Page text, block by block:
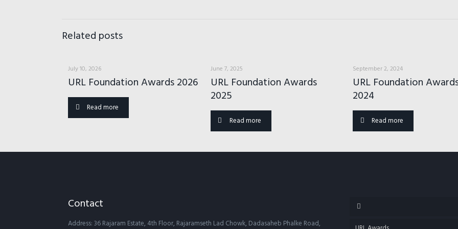
Related posts
July 10, 2026
URL Foundation Awards 2026
Read more
June 7, 2025
URL Foundation Awards
2025
Read more
September 2, 2024
URL Foundation
2024
Read more
Contact
Address: 36 Rajaram Estate, 4th Floor, Rajaramseth Lad Chowk, Dadasaheb Phalke Road,